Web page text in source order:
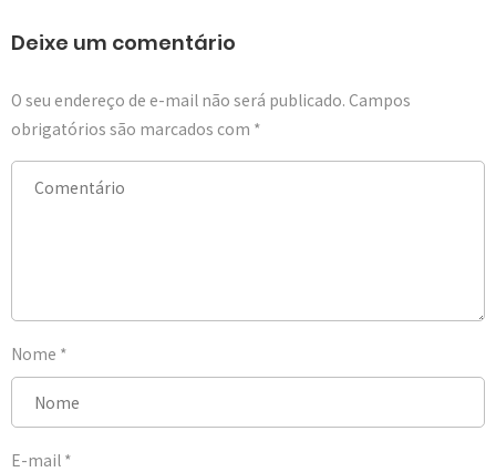
Deixe um comentário
O seu endereço de e-mail não será publicado. Campos
obrigatórios são marcados com *
Nome *
E-mail *